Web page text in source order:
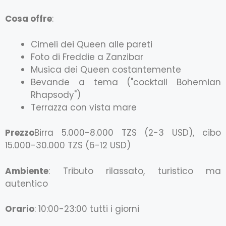
Cosa offre:
Cimeli dei Queen alle pareti
Foto di Freddie a Zanzibar
Musica dei Queen costantemente
Bevande a tema ("cocktail Bohemian
Rhapsody")
Terrazza con vista mare
PrezzoBirra 5.000-8.000 TZS (2-3 USD), cibo
15.000-30.000 TZS (6-12 USD)
Ambiente: Tributo rilassato, turistico ma
autentico
Orario: 10:00-23:00 tutti i giorni